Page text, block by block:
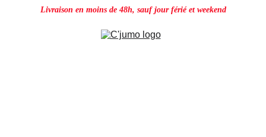
Livraison en moins de 48h, sauf jour férié et weekend